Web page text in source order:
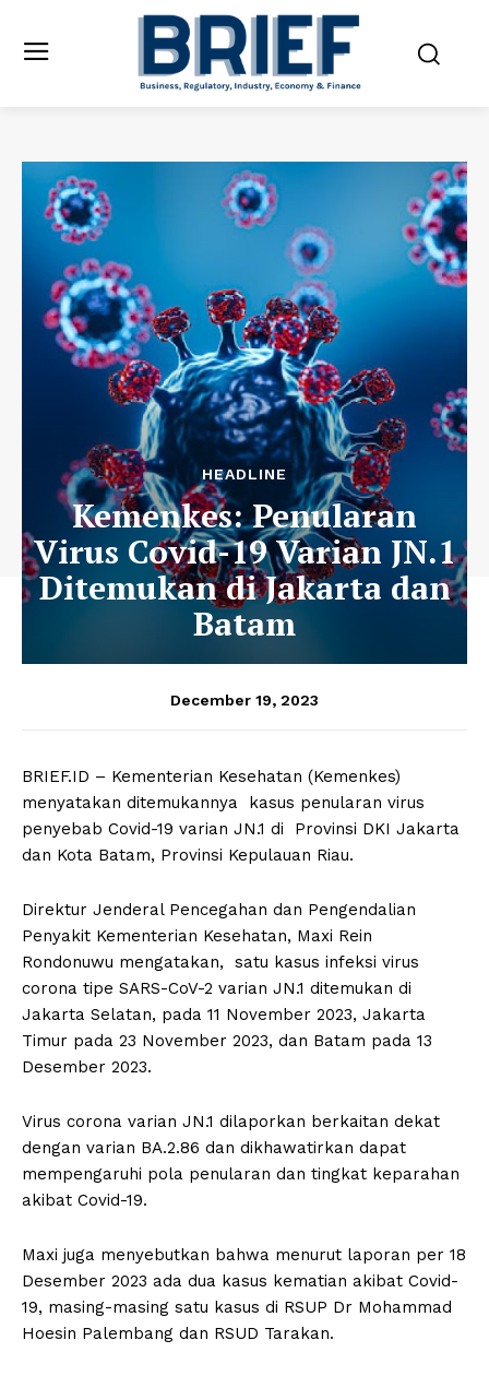
HEADLINE
Kemenkes: Penularan
Virus Covid-19 Varian JN.1
Ditemukan di Jakarta dan
Batam
December 19, 2023
BRIEF.ID – Kementerian Kesehatan (Kemenkes)
menyatakan ditemukannya kasus penularan virus
penyebab Covid-19 varian JN.1 di Provinsi DKI Jakarta
dan Kota Batam, Provinsi Kepulauan Riau.
Direktur Jenderal Pencegahan dan Pengendalian
Penyakit Kementerian Kesehatan, Maxi Rein
Rondonuwu mengatakan, satu kasus infeksi virus
corona tipe SARS-CoV-2 varian JN.1 ditemukan di
Jakarta Selatan, pada 11 November 2023, Jakarta
Timur pada 23 November 2023, dan Batam pada 13
Desember 2023.
Virus corona varian JN.1 dilaporkan berkaitan dekat
dengan varian BA.2.86 dan dikhawatirkan dapat
mempengaruhi pola penularan dan tingkat keparahan
akibat Covid-19.
Maxi juga menyebutkan bahwa menurut laporan per 18
Desember 2023 ada dua kasus kematian akibat Covid-
19, masing-masing satu kasus di RSUP Dr Mohammad
Hoesin Palembang dan RSUD Tarakan.